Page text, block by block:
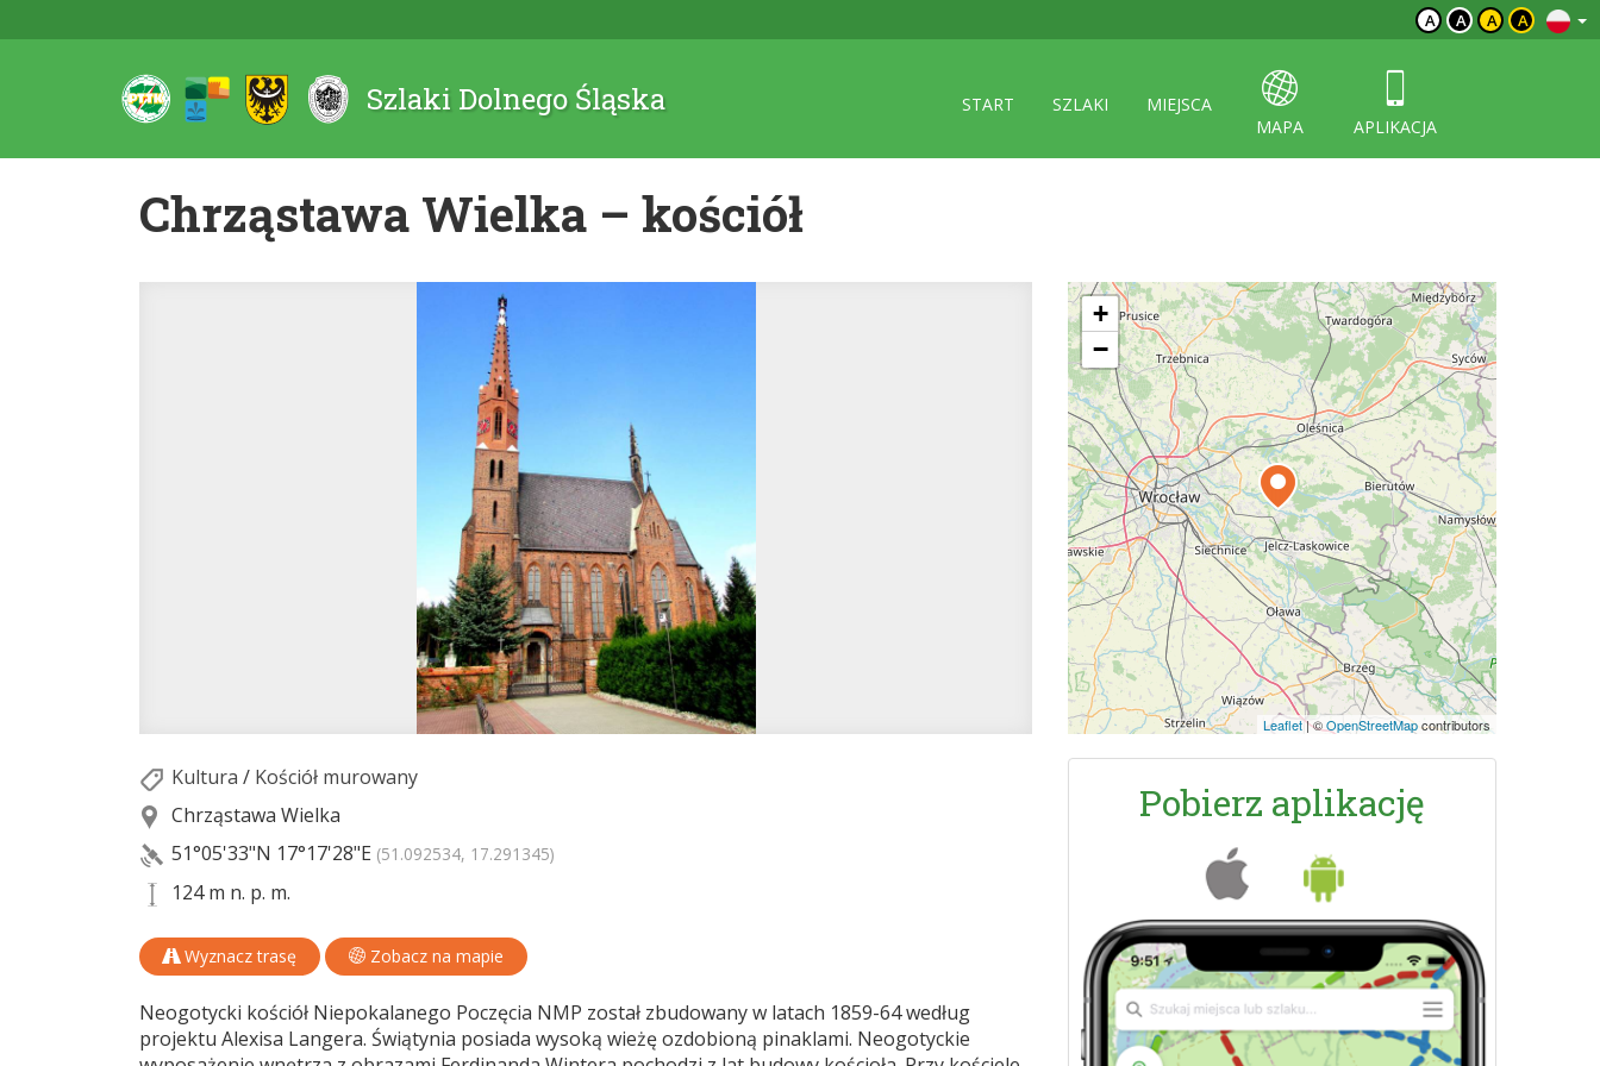
A A A A
Szlaki Dolnego Śląska START SZLAKI
MIEJSCA
MAPA
APLIKACJA
Chrząstawa Wielka – kościół
Kultura / Kościół murowany
Chrząstawa Wielka
51°05'33"N 17°17'28"E (51.092534, 17.291345)
124 m n. p. m.
Wyznacz trasę Zobacz na mapie
Neogotycki kościół Niepokalanego Poczęcia NMP został zbudowany w latach 1859-64 według
projektu Alexisa Langera. Świątynia posiada wysoką wieżę ozdobioną pinaklami. Neogotyckie
+
−
Leaflet|©OpenStreetMapcontributors
Pobierz aplikację